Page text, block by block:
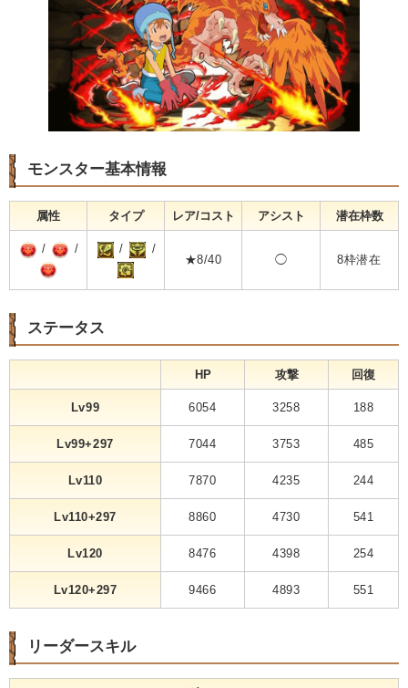
モンスター基本情報
属性 タイプ レア/コスト アシスト 潜在枠数
/ / / /
★8/40 ◯ 8枠潜在
ステータス
HP 攻撃 回復
Lv99 6054 3258 188
Lv99+297 7044 3753 485
Lv110 7870 4235 244
Lv110+297 8860 4730 541
Lv120 8476 4398 254
Lv120+297 9466 4893 551
リーダースキル